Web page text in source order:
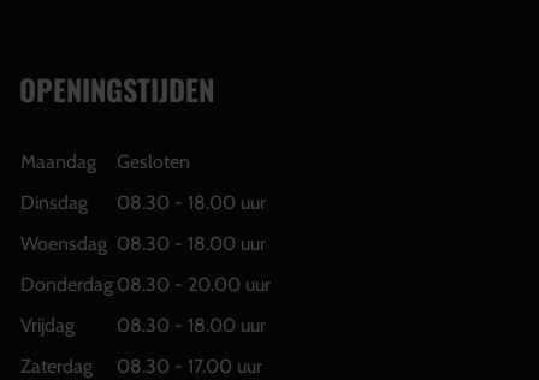
OPENINGSTIJDEN
Maandag
Gesloten
Dinsdag
08.30 - 18.00 uur
Woensdag 08.30 - 18.00 uur
Donderdag 08.30 - 20.00 uur
Vrijdag
08.30 - 18.00 uur
Zaterdag
08.30 - 17.00 uur